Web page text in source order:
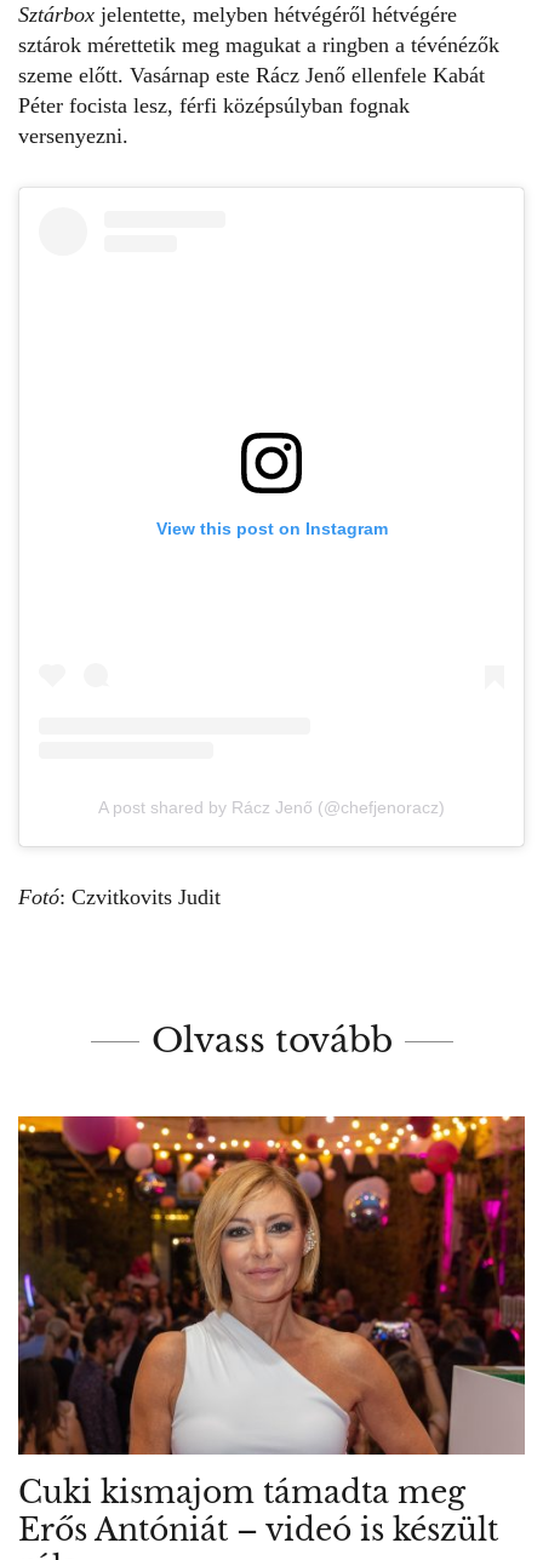
Sztárbox jelentette, melyben hétvégéről hétvégére
sztárok mérettetik meg magukat a ringben a tévénézők
szeme előtt. Vasárnap este Rácz Jenő ellenfele Kabát
Péter focista lesz, férfi középsúlyban fognak
versenyezni.
View this post on Instagram
A post shared by Rácz Jenő (@chefjenoracz)
Fotó: Czvitkovits Judit
Olvass tovább
Cuki kismajom támadta meg
Erős Antóniát – videó is készült